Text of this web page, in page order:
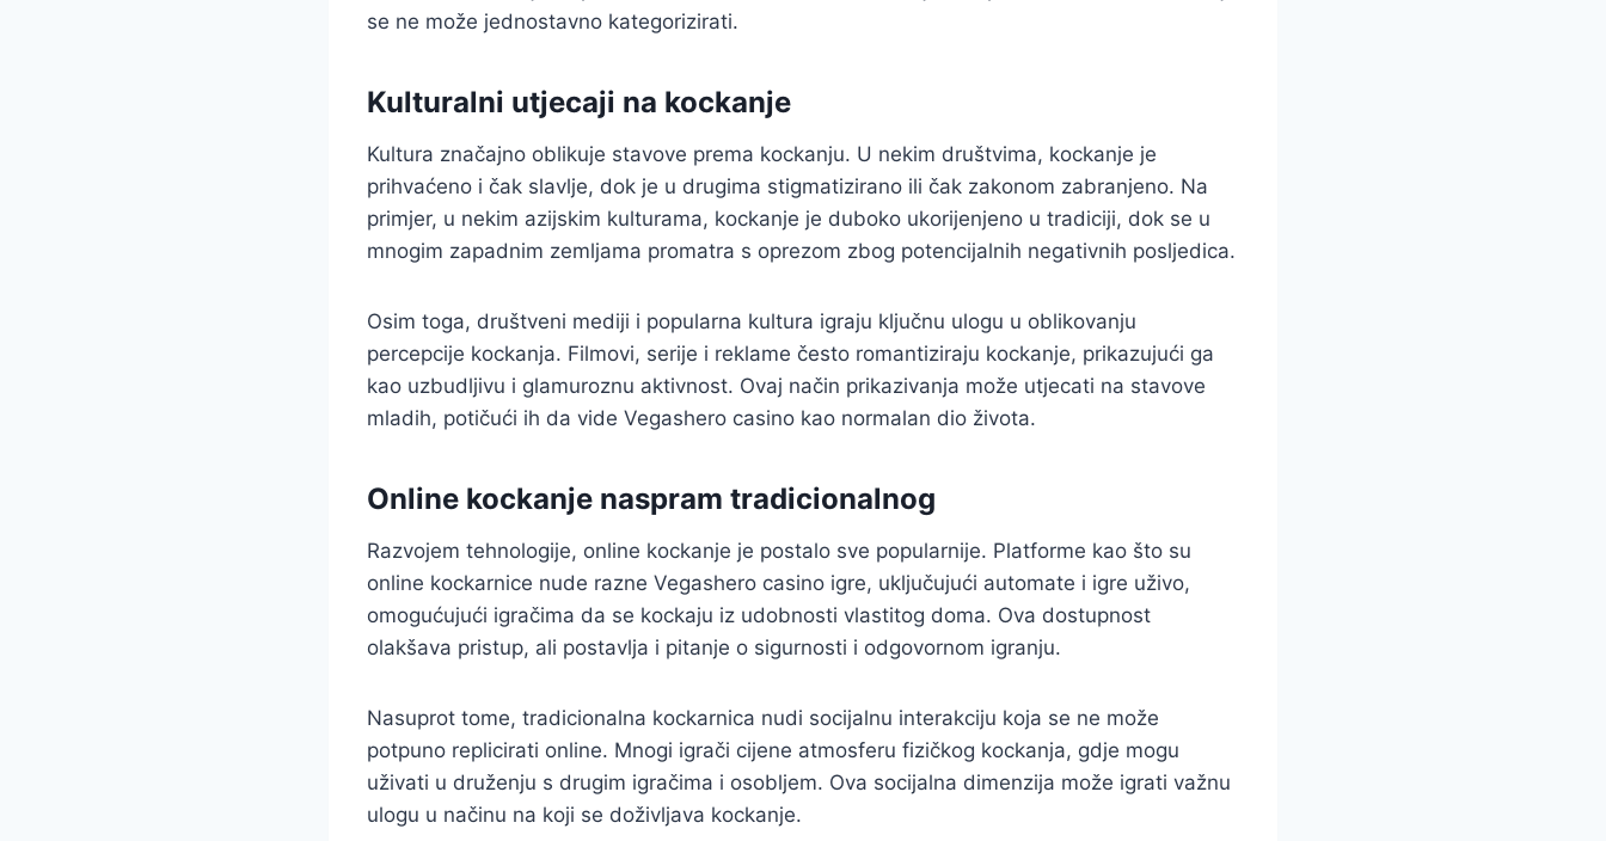
se ne može jednostavno kategorizirati.
Kulturalni utjecaji na kockanje
Kultura značajno oblikuje stavove prema kockanju. U nekim društvima, kockanje je
prihvaćeno i čak slavlje, dok je u drugima stigmatizirano ili čak zakonom zabranjeno. Na
primjer, u nekim azijskim kulturama, kockanje je duboko ukorijenjeno u tradiciji, dok se u
mnogim zapadnim zemljama promatra s oprezom zbog potencijalnih negativnih posljedica.
Osim toga, društveni mediji i popularna kultura igraju ključnu ulogu u oblikovanju
percepcije kockanja. Filmovi, serije i reklame često romantiziraju kockanje, prikazujući ga
kao uzbudljivu i glamuroznu aktivnost. Ovaj način prikazivanja može utjecati na stavove
mladih, potičući ih da vide Vegashero casino kao normalan dio života.
Online kockanje naspram tradicionalnog
Razvojem tehnologije, online kockanje je postalo sve popularnije. Platforme kao što su
online kockarnice nude razne Vegashero casino igre, uključujući automate i igre uživo,
omogućujući igračima da se kockaju iz udobnosti vlastitog doma. Ova dostupnost
olakšava pristup, ali postavlja i pitanje o sigurnosti i odgovornom igranju.
Nasuprot tome, tradicionalna kockarnica nudi socijalnu interakciju koja se ne može
potpuno replicirati online. Mnogi igrači cijene atmosferu fizičkog kockanja, gdje mogu
uživati u druženju s drugim igračima i osobljem. Ova socijalna dimenzija može igrati važnu
ulogu u načinu na koji se doživljava kockanje.